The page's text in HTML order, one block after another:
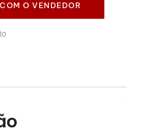
O VENDEDOR